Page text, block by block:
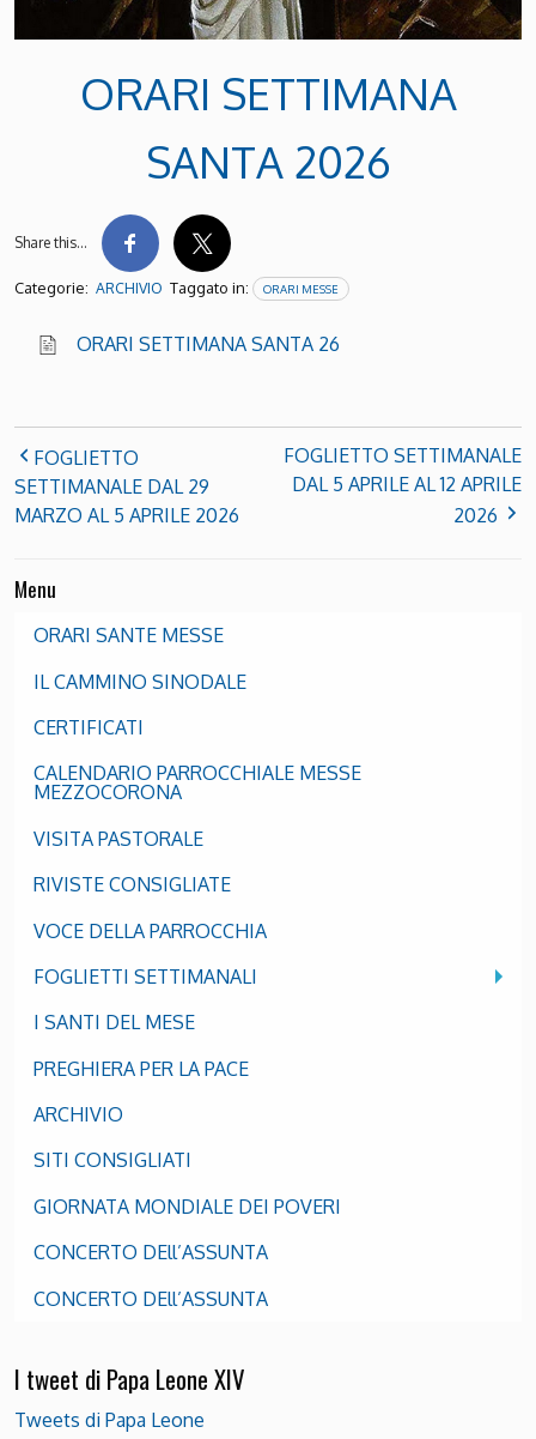
ORARI SETTIMANA
SANTA 2026
Share this…
Categorie: ARCHIVIO Taggato in: ORARI MESSE
ORARI SETTIMANA SANTA 26
FOGLIETTO
SETTIMANALE DAL 29
MARZO AL 5 APRILE 2026
FOGLIETTO SETTIMANALE
DAL 5 APRILE AL 12 APRILE
2026
Menu
ORARI SANTE MESSE
IL CAMMINO SINODALE
CERTIFICATI
CALENDARIO PARROCCHIALE MESSE
MEZZOCORONA
VISITA PASTORALE
RIVISTE CONSIGLIATE
VOCE DELLA PARROCCHIA
FOGLIETTI SETTIMANALI
I SANTI DEL MESE
PREGHIERA PER LA PACE
ARCHIVIO
SITI CONSIGLIATI
GIORNATA MONDIALE DEI POVERI
CONCERTO DEll’ASSUNTA
CONCERTO DEll’ASSUNTA
I tweet di Papa Leone XIV
Tweets di Papa Leone